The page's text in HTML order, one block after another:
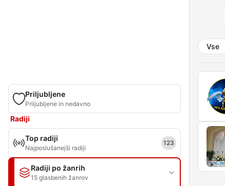
Priljubljene
Priljubljene in nedavno
Radiji
Top radiji
Najposlušanejši radiji
123
Radiji po žanrih
15 glasbenih žanrov
Vse